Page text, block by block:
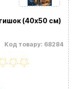
(40х50 см)
Код товару: 68284